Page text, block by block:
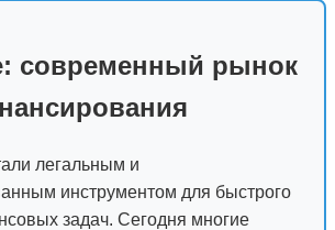
современный рынок
легальным и
инструментом для быстрого
задач. Сегодня многие